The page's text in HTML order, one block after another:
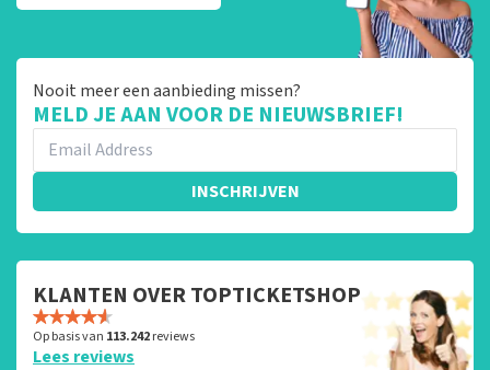
Nooit meer een aanbieding missen?
MELD JE AAN VOOR DE NIEUWSBRIEF!
INSCHRIJVEN
KLANTEN OVER TOPTICKETSHOP
Op basis van 113.242reviews
Lees reviews